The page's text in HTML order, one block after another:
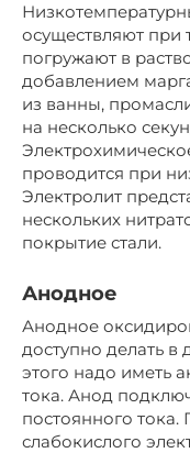
осуществляют при
погружают в
добавлением
из ванны,
на несколько
проводится при
Электролит
нескольких
покрытие стали.
Анодное
Анодное
доступно делать
этого надо иметь
тока. Анод
постоянного
слабокислого